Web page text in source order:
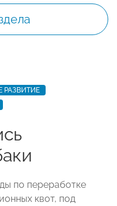
РАЗВИТИЕ
по переработке
квот, под